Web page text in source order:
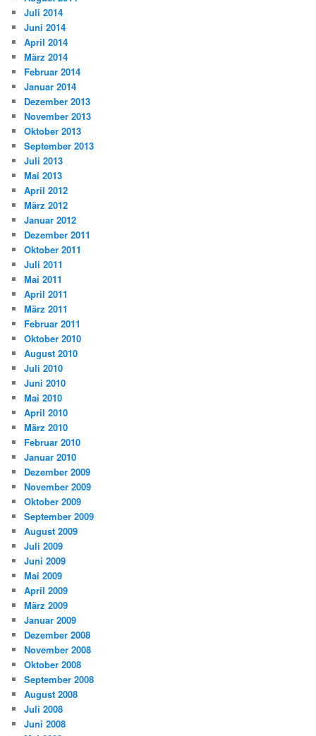
Juli 2014
Juni 2014
April 2014
März 2014
Februar 2014
Januar 2014
Dezember 2013
November 2013
Oktober 2013
September 2013
Juli 2013
Mai 2013
April 2012
März 2012
Januar 2012
Dezember 2011
Oktober 2011
Juli 2011
Mai 2011
April 2011
März 2011
Februar 2011
Oktober 2010
August 2010
Juli 2010
Juni 2010
Mai 2010
April 2010
März 2010
Februar 2010
Januar 2010
Dezember 2009
November 2009
Oktober 2009
September 2009
August 2009
Juli 2009
Juni 2009
Mai 2009
April 2009
März 2009
Januar 2009
Dezember 2008
November 2008
Oktober 2008
September 2008
August 2008
Juli 2008
Juni 2008